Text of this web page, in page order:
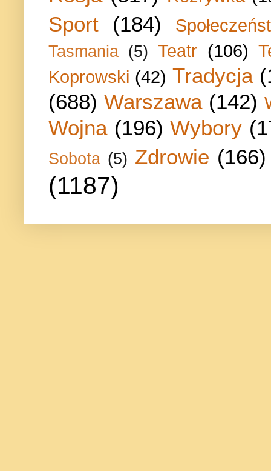
Sport (184)
Tasmania (5) Teatr (106)
Koprowski (42) Tradycja
(688) Warszawa (142)
Wojna (196) Wybory
Sobota (5) Zdrowie (166)
(1187)